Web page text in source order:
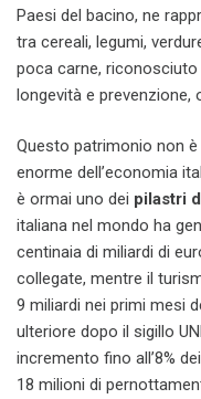
Paesi del bacino, ne
tra cereali, legumi,
poca carne,
longevità e prevenzione,
Questo patrimonio non
enorme dell’economia
è ormai uno dei pilastri
italiana nel mondo ha
centinaia di miliardi di
collegate, mentre il
9 miliardi nei primi mesi
ulteriore dopo il sigillo
incremento fino all’8%
18 milioni di